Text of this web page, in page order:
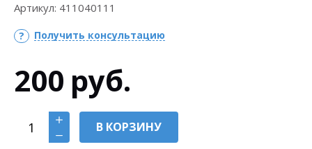
Артикул: 411040111
Получить консультацию
200 руб.
В КОРЗИНУ